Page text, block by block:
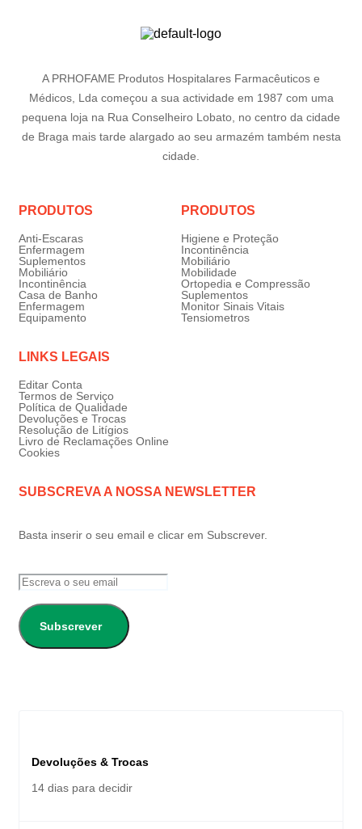
A PRHOFAME Produtos Hospitalares Farmacêuticos e
Médicos, Lda começou a sua actividade em 1987 com uma
pequena loja na Rua Conselheiro Lobato, no centro da cidade
de Braga mais tarde alargado ao seu armazém também nesta
cidade.
PRODUTOS
Anti-Escaras
Enfermagem
Suplementos
Mobiliário
Incontinência
Casa de Banho
Enfermagem
Equipamento
PRODUTOS
Higiene e Proteção
Incontinência
Mobiliário
Mobilidade
Ortopedia e Compressão
Suplementos
Monitor Sinais Vitais
Tensiometros
LINKS LEGAIS
Editar Conta
Termos de Serviço
Política de Qualidade
Devoluções e Trocas
Resolução de Litígios
Livro de Reclamações Online
Cookies
SUBSCREVA A NOSSA NEWSLETTER
Basta inserir o seu email e clicar em Subscrever.
Subscrever
Devoluções & Trocas
14 dias para decidir